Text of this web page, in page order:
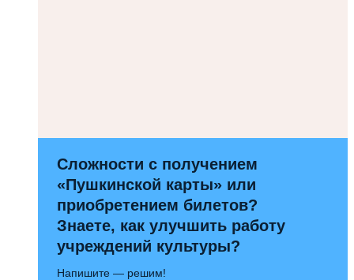
Сложности с получением
«Пушкинской карты» или
приобретением билетов?
Знаете, как улучшить работу
учреждений культуры?
Напишите — решим!